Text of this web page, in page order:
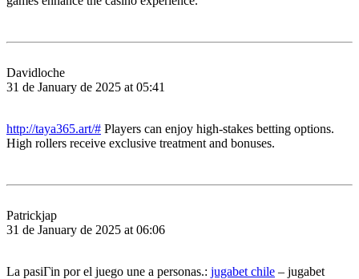
Davidloche
31 de January de 2025 at 05:41
http://taya365.art/# Players can enjoy high-stakes betting options.
High rollers receive exclusive treatment and bonuses.
Patrickjap
31 de January de 2025 at 06:06
La pasiГіn por el juego une a personas.: jugabet chile – jugabet